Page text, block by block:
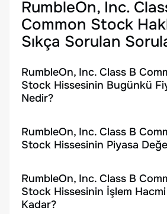
RumbleOn, Inc.
Common Stock
Sıkça Sorulan
RumbleOn, Inc. Class B
Stock Hissesinin Bugünkü
Nedir?
RumbleOn, Inc. Class B
Stock Hissesinin Piyasa
RumbleOn, Inc. Class B
Stock Hissesinin İşlem
Kadar?